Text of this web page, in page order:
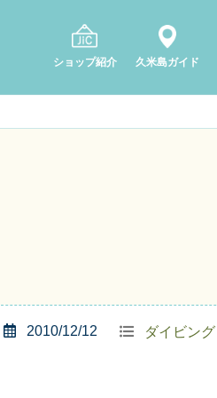
ショップ紹介 久米島ガイド
ダイビング
2010/12/12